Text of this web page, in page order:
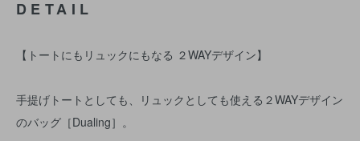
DETAIL
【トートにもリュックにもなる ２WAYデザイン】
手提げトートとしても、リュックとしても使える２WAYデザイン
のバッグ［Dualing］。